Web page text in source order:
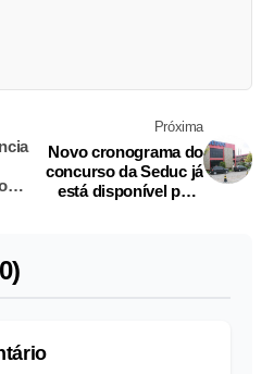
Próxima
Novo cronograma do
concurso da Seduc já
está disponível para